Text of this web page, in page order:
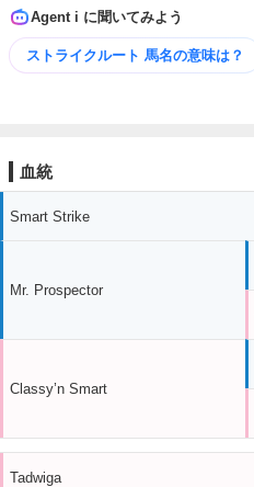
Agent i に聞いてみよう
ストライクルート 馬名の意味は？
血統
Smart Strike
Mr. Prospector
Classy’n Smart
Tadwiga